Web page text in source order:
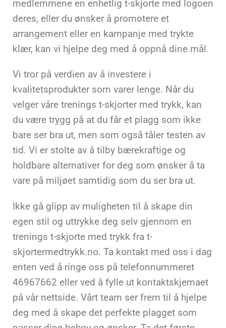
medlemmene en enhetlig t-skjorte med logoen
deres, eller du ønsker å promotere et
arrangement eller en kampanje med trykte
klær, kan vi hjelpe deg med å oppnå dine mål.
Vi tror på verdien av å investere i
kvalitetsprodukter som varer lenge. Når du
velger våre trenings t-skjorter med trykk, kan
du være trygg på at du får et plagg som ikke
bare ser bra ut, men som også tåler testen av
tid. Vi er stolte av å tilby bærekraftige og
holdbare alternativer for deg som ønsker å ta
vare på miljøet samtidig som du ser bra ut.
Ikke gå glipp av muligheten til å skape din
egen stil og uttrykke deg selv gjennom en
trenings t-skjorte med trykk fra t-
skjortermedtrykk.no. Ta kontakt med oss i dag
enten ved å ringe oss på telefonnummeret
46967662 eller ved å fylle ut kontaktskjemaet
på vår nettside. Vårt team ser frem til å hjelpe
deg med å skape det perfekte plagget som